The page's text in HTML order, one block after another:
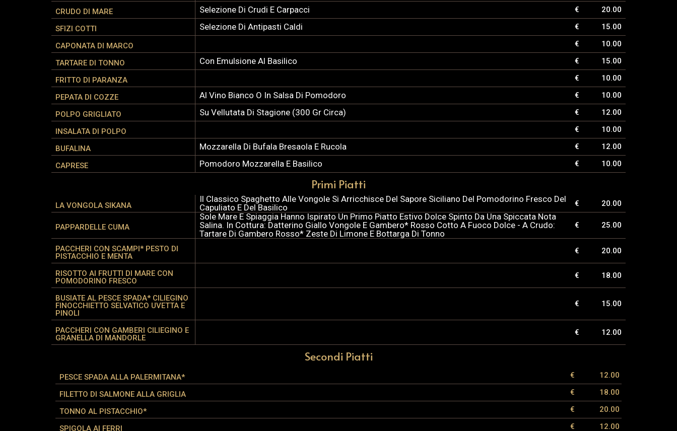
CRUDO DI MARE Selezione Di Crudi E Carpacci € 20.00
SFIZI COTTI Selezione Di Antipasti Caldi € 15.00
CAPONATA DI MARCO € 10.00
TARTARE DI TONNO Con Emulsione Al Basilico € 15.00
FRITTO DI PARANZA € 10.00
PEPATA DI COZZE Al Vino Bianco O In Salsa Di Pomodoro € 10.00
POLPO GRIGLIATO Su Vellutata Di Stagione (300 Gr Circa) € 12.00
INSALATA DI POLPO € 10.00
BUFALINA Mozzarella Di Bufala Bresaola E Rucola € 12.00
CAPRESE Pomodoro Mozzarella E Basilico € 10.00
Primi Piatti
LA VONGOLA SIKANA
Il Classico Spaghetto Alle Vongole Si Arricchisce Del Sapore Siciliano Del Pomodorino Fresco Del
Capuliato E Del Basilico
€ 20.00
PAPPARDELLE CUMA
Sole Mare E Spiaggia Hanno Ispirato Un Primo Piatto Estivo Dolce Spinto Da Una Spiccata Nota
Salina. In Cottura: Datterino Giallo Vongole E Gambero* Rosso Cotto A Fuoco Dolce - A Crudo:
Tartare Di Gambero Rosso* Zeste Di Limone E Bottarga Di Tonno
€ 25.00
PACCHERI CON SCAMPI* PESTO DI
PISTACCHIO E MENTA
€ 20.00
RISOTTO AI FRUTTI DI MARE CON
POMODORINO FRESCO
€ 18.00
BUSIATE AL PESCE SPADA* CILIEGINO
FINOCCHIETTO SELVATICO UVETTA E
PINOLI
€ 15.00
PACCHERI CON GAMBERI CILIEGINO E
GRANELLA DI MANDORLE
€ 12.00
Secondi Piatti
PESCE SPADA ALLA PALERMITANA* € 12.00
FILETTO DI SALMONE ALLA GRIGLIA € 18.00
TONNO AL PISTACCHIO* € 20.00
SPIGOLA AI FERRI € 12.00